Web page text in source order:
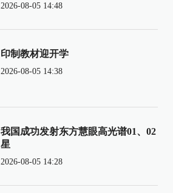
2026-08-05 14:48
印制教材迎开学
2026-08-05 14:38
我国成功发射东方慧眼高光谱01、02
星
2026-08-05 14:28